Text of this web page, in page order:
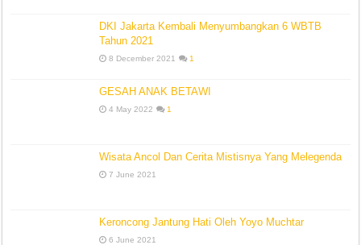
DKI Jakarta Kembali Menyumbangkan 6 WBTB
Tahun 2021
8 December 2021 1
GESAH ANAK BETAWI
4 May 2022 1
Wisata Ancol Dan Cerita Mistisnya Yang Melegenda
7 June 2021
Keroncong Jantung Hati Oleh Yoyo Muchtar
6 June 2021